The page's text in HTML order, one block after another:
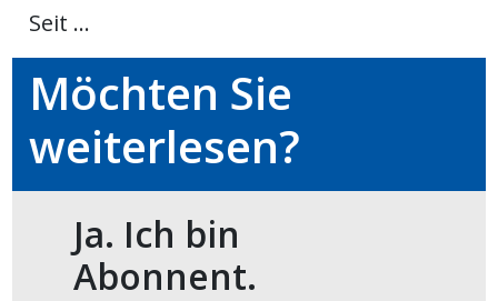
Seit ...
Möchten Sie
weiterlesen?
Ja. Ich bin
Abonnent.